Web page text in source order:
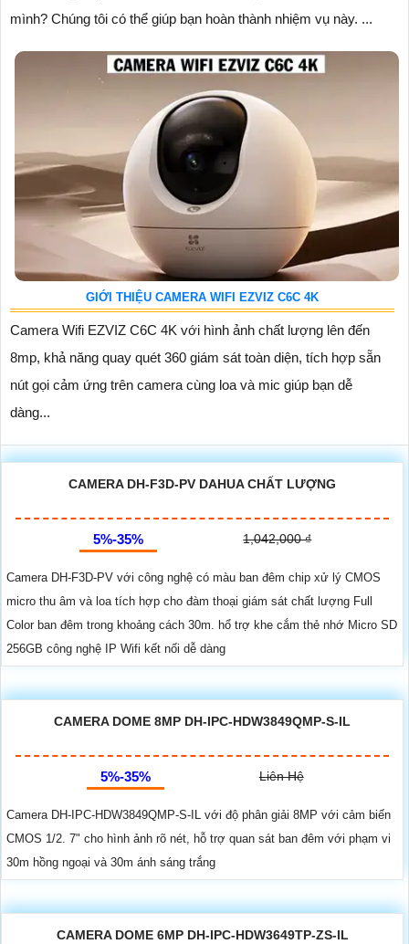
mình? Chúng tôi có thể giúp bạn hoàn thành nhiệm vụ này. ...
GIỚI THIỆU CAMERA WIFI EZVIZ C6C 4K
Camera Wifi EZVIZ C6C 4K với hình ảnh chất lượng lên đến
8mp, khả năng quay quét 360 giám sát toàn diện, tích hợp sẵn
nút gọi cảm ứng trên camera cùng loa và mic giúp bạn dễ
dàng...
CAMERA DH-F3D-PV DAHUA CHẤT LƯỢNG
5%-35% 1,042,000 ₫
Camera DH-F3D-PV với công nghệ có màu ban đêm chip xử lý CMOS
micro thu âm và loa tích hợp cho đàm thoại giám sát chất lượng Full
Color ban đêm trong khoảng cách 30m. hổ trợ khe cắm thẻ nhớ Micro SD
256GB công nghệ IP Wifi kết nối dễ dàng
CAMERA DOME 8MP DH-IPC-HDW3849QMP-S-IL
5%-35% Liên Hệ
Camera DH-IPC-HDW3849QMP-S-IL với độ phân giải 8MP với cảm biến
CMOS 1/2. 7" cho hình ảnh rõ nét, hỗ trợ quan sát ban đêm với phạm vi
30m hồng ngoại và 30m ánh sáng trắng
CAMERA DOME 6MP DH-IPC-HDW3649TP-ZS-IL